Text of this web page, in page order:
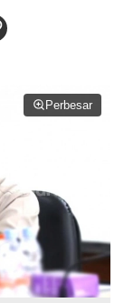
Perbesar